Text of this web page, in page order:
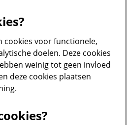
cookies voor functionele,
doelen. Deze cookies
weinig tot geen invloed
deze cookies plaatsen